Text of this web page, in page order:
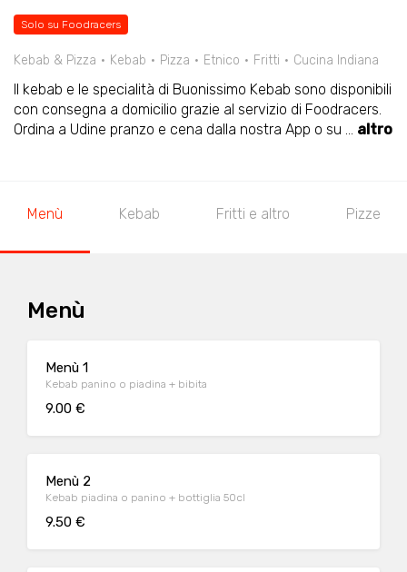
Solo su Foodracers
Kebab & Pizza Kebab Pizza Etnico Fritti Cucina Indiana
Il kebab e le specialità di Buonissimo Kebab sono disponibili
con consegna a domicilio grazie al servizio di Foodracers.
Ordina a Udine pranzo e cena dalla nostra App o su ... altro
Menù Kebab Fritti e altro Pizze
Menù
Menù 1
Kebab panino o piadina + bibita
9.00 €
Menù 2
Kebab piadina o panino + bottiglia 50cl
9.50 €